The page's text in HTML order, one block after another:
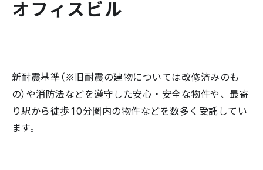
オフィスビル
新耐震基準（※旧耐震の建物については改修済みのも
の）や消防法などを遵守した安心・安全な物件や、最寄
り駅から徒歩10分圏内の物件などを数多く受託してい
ます。